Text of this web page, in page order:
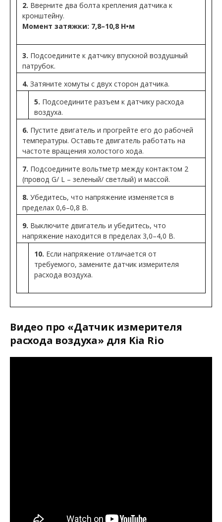
2. Вверните два болта крепления датчика к
кронштейну.
Момент затяжки: 7,8–10,8 Н•м
3. Подсоедините к датчику впускной воздушный
патрубок.
4. Затяните хомуты с двух сторон датчика.
5. Подсоедините разъем к датчику расхода
воздуха.
6. Пустите двигатель и прогрейте его до рабочей
температуры. Оставьте двигатель работать на
частоте вращения холостого хода.
7. Подсоедините вольтметр между контактом 2
(провод G/ L – зеленый/ светлый) и массой.
8. Убедитесь, что напряжение изменяется в
пределах 0,6–0,8 В.
9. Выключите двигатель и убедитесь, что
напряжение находится в пределах 3,0–4,0 В.
10. Если напряжение отличается от
требуемого, замените датчик измерителя
расхода воздуха.
Видео про «Датчик измерителя
расхода воздуха» для Kia Rio